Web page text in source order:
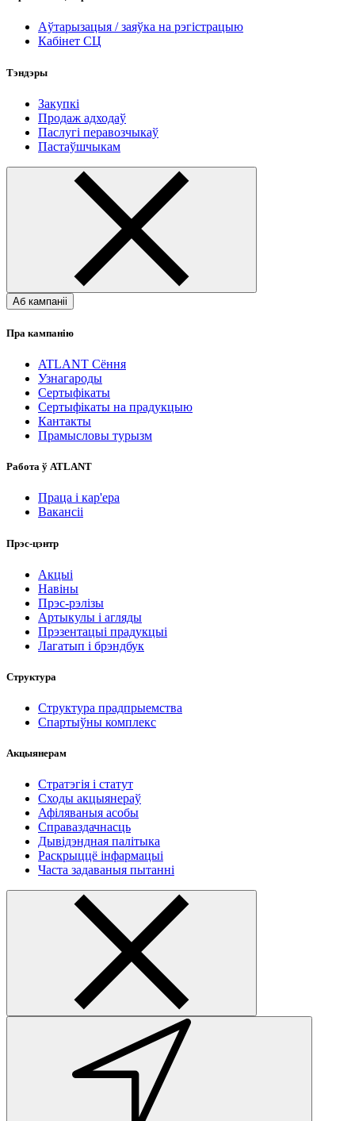
Аўтарызацыя / заяўка на рэгістрацыю
Кабінет СЦ
Тэндэры
Закупкі
Продаж адходаў
Паслугі перавозчыкаў
Пастаўшчыкам
Аб кампаніі
Пра кампанію
ATLANT Сёння
Узнагароды
Сертыфікаты
Сертыфікаты на прадукцыю
Кантакты
Прамысловы турызм
Работа ў ATLANT
Праца і кар'ера
Вакансіі
Прэс-цэнтр
Акцыі
Навіны
Прэс-рэлізы
Артыкулы і агляды
Прэзентацыі прадукцыі
Лагатып і брэндбук
Структура
Структура прадпрыемства
Спартыўны комплекс
Акцыянерам
Стратэгія і статут
Сходы акцыянераў
Афіляваныя асобы
Справаздачнасць
Дывідэндная палітыка
Раскрыццё інфармацыі
Часта задаваныя пытанні